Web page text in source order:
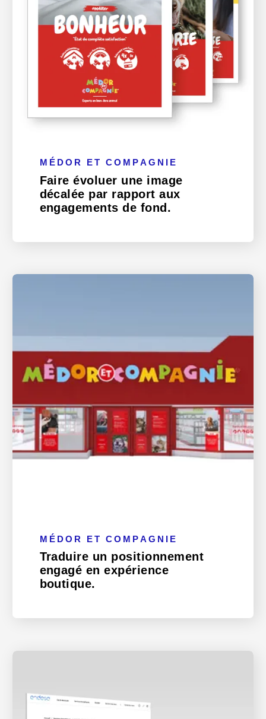
MÉDOR ET COMPAGNIE
Faire évoluer une image
décalée par rapport aux
engagements de fond.
MÉDOR ET COMPAGNIE
Traduire un positionnement
engagé en expérience
boutique.